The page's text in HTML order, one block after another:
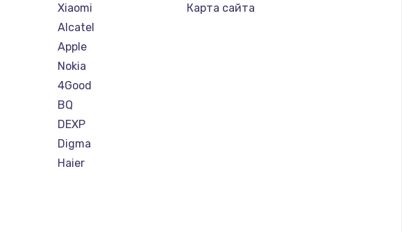
Xiaomi
Alcatel
Apple
Nokia
4Good
BQ
DEXP
Digma
Haier
Карта сайта